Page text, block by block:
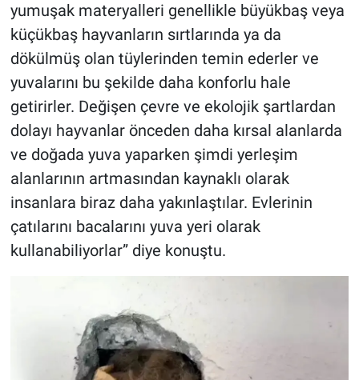
yumuşak materyalleri genellikle büyükbaş veya
küçükbaş hayvanların sırtlarında ya da
dökülmüş olan tüylerinden temin ederler ve
yuvalarını bu şekilde daha konforlu hale
getirirler. Değişen çevre ve ekolojik şartlardan
dolayı hayvanlar önceden daha kırsal alanlarda
ve doğada yuva yaparken şimdi yerleşim
alanlarının artmasından kaynaklı olarak
insanlara biraz daha yakınlaştılar. Evlerinin
çatılarını bacalarını yuva yeri olarak
kullanabiliyorlar” diye konuştu.